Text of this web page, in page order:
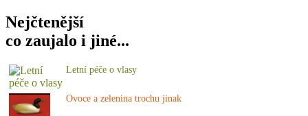
Nejčtenější
co zaujalo i jiné...
Letní péče o vlasy
Ovoce a zelenina trochu jinak